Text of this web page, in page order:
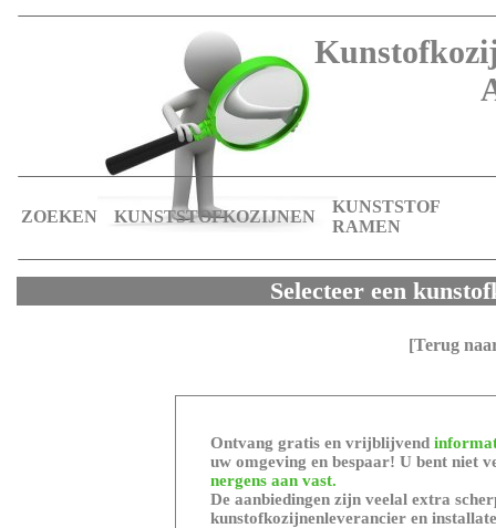
ZOEKEN KUNSTSTOFKOZIJNEN
KUNSTSTOF
RAMEN
Selecteer een
[Terug
Ontvang gratis en vrijblijvend
uw omgeving en bespaar! U bent niet
nergens aan vast.
De aanbiedingen zijn veelal extra
kunstofkozijnenleverancier en